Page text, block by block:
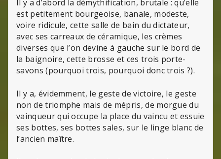
Il y a d’abord la démythification, brutale : qu’elle
est petitement bourgeoise, banale, modeste,
voire ridicule, cette salle de bain du dictateur,
avec ses carreaux de céramique, les crèmes
diverses que l’on devine à gauche sur le bord de
la baignoire, cette brosse et ces trois porte-
savons (pourquoi trois, pourquoi donc trois ?).
Il y a, évidemment, le geste de victoire, le geste
non de triomphe mais de mépris, de morgue du
vainqueur qui occupe la place du vaincu et essuie
ses bottes, ses bottes sales, sur le linge blanc de
l’ancien maître.